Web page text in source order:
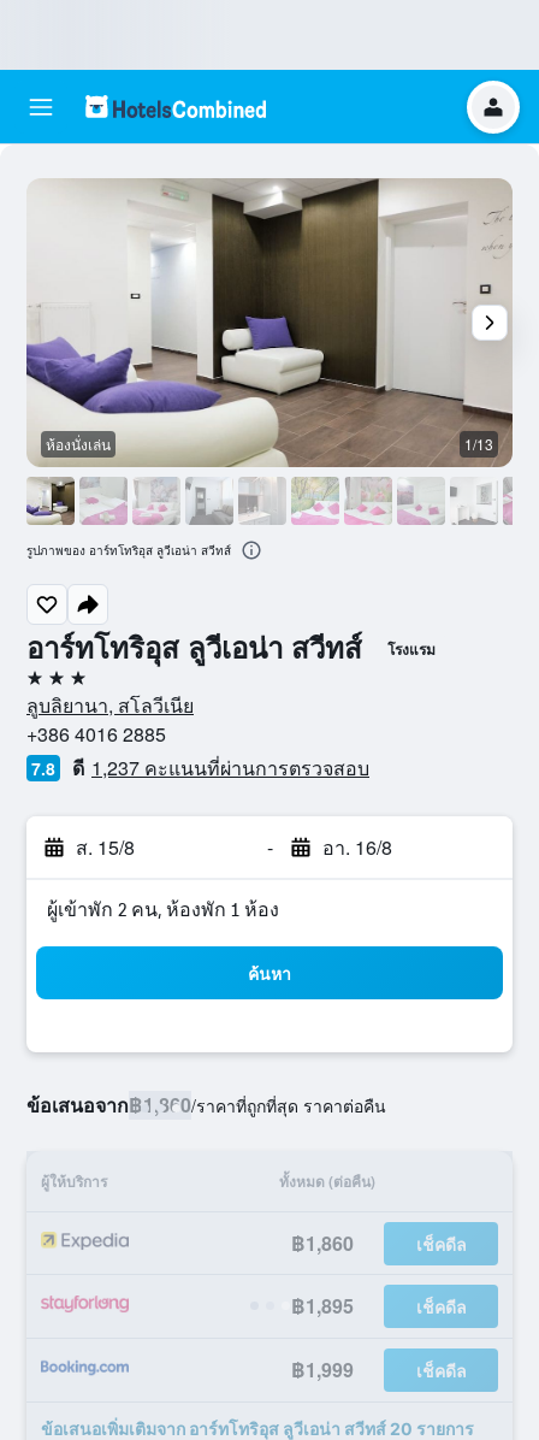
อาร์ทโทริอุส ลูวีเอน่า สวีทส์ โรงแรม
3 ดาว
ลูบลิยานา, สโลวีเนีย
+386 4016 2885
7.8 ดี 1,237 คะแนนที่ผ่านการตรวจสอบ
ส. 15/8 - อา. 16/8
ผู้เข้าพัก 2 คน, ห้องพัก 1 ห้อง
ค้นหา
ข้อเสนอจาก฿1,860/ราคาที่ถูกที่สุด ราคาต่อคืน
ผู้ให้บริการ ทั้งหมด (ต่อคืน)
฿1,860 เช็คดีล
฿1,895 เช็คดีล
฿1,999 เช็คดีล
ข้อเสนอเพิ่มเติมจาก อาร์ทโทริอุส ลูวีเอน่า สวีทส์ 20 รายการ
ห้องนั่งเล่น 1/13
รูปภาพของ อาร์ทโทริอุส ลูวีเอน่า สวีทส์